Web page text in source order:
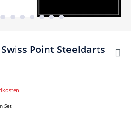
Point Steeldarts
Set